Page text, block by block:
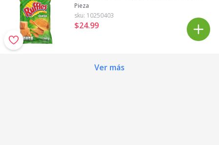
Pieza
sku: 10250403
$24.99
Ver más